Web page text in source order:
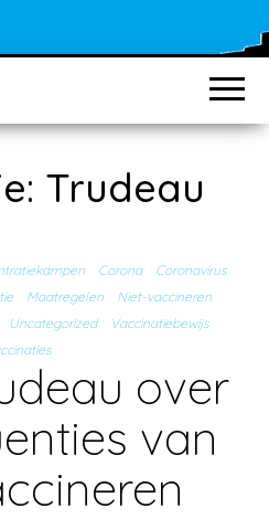
Trudeau
Corona
Coronavirus
Maatregelen
Niet-vaccineren
Uncategorized
Vaccinatiebewijs
over
van